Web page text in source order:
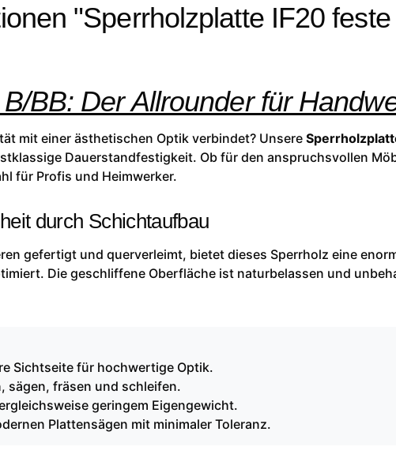
"Sperrholzplatte IF20
BB: Der Allrounder für
mit einer ästhetischen Optik verbindet? Unsere
Dauerstandfestigkeit. Ob für den anspruchsvollen
für Profis und Heimwerker.
durch Schichtaufbau
gefertigt und querverleimt, bietet dieses Sperrholz eine
Die geschliffene Oberfläche ist naturbelassen und
Sichtseite für hochwertige Optik.
sägen, fräsen und schleifen.
geringem Eigengewicht.
Plattensägen mit minimaler Toleranz.